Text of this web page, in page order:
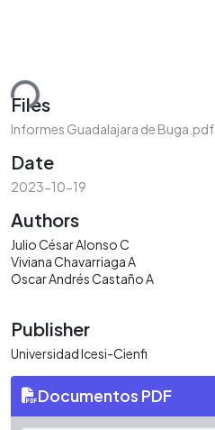
Files
Informes Guadalajara de Buga.pdf
Date
2023-10-19
Authors
Julio César Alonso C
Viviana Chavarriaga A
Oscar Andrés Castaño A
Publisher
Universidad Icesi-Cienfi
Documentos PDF